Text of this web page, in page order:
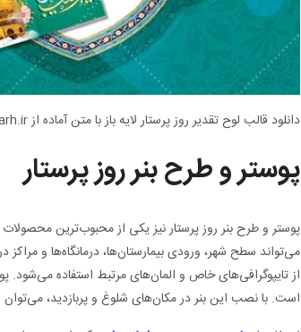
دانلود قالب لوح تقدیر روز پرستار لایه باز با متن آماده از tarh.ir
پوستر و طرح بنر روز پرستار
پوستر و طرح بنر روز پرستار نیز یکی از محبوب‌ترین
می‌تواند سطح شهر، ورودی بیمارستان‌ها، درمانگاه‌ها و
از تایپوگرافی‌های خاص و المان‌های مرتبط استفاده می‌شود.
است. با نصب این بنر در مکان‌های شلوغ و پربازدید،